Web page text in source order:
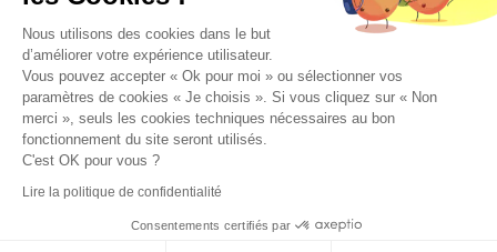
Tel : 04 94 48 50 57
Écrivez-nous
Horaires & plan d'accès
Nous utilisons des cookies dans le but
d’améliorer votre expérience utilisateur.
Vous pouvez accepter « Ok pour moi » ou sélectionner vos
paramètres de cookies « Je choisis ». Si vous cliquez sur « Non
merci », seuls les cookies techniques nécessaires au bon
fonctionnement du site seront utilisés.
C'est OK pour vous ?
Lire la politique de confidentialité
Consentements certifiés par